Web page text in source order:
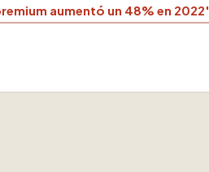
aumentó un 48% en 2022'